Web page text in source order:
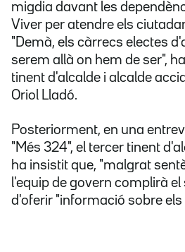
migdia davant les
Viver per atendre els
"Demà, els càrrecs electes
serem allà on hem de ser",
tinent d'alcalde i alcalde
Oriol Lladó.
Posteriorment, en una
"Més 324", el tercer tinent
ha insistit que, "malgrat
l'equip de govern complirà el
d'oferir "informació sobre